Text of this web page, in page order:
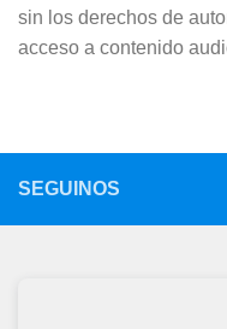
sin los derechos de
acceso a contenido
SEGUINOS